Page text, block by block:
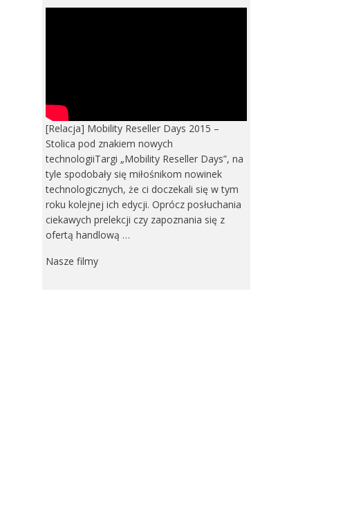
[Relacja] Mobility Reseller Days 2015 –
Stolica pod znakiem nowych
technologiiTargi „Mobility Reseller Days”, na
tyle spodobały się miłośnikom nowinek
technologicznych, że ci doczekali się w tym
roku kolejnej ich edycji. Oprócz posłuchania
ciekawych prelekcji czy zapoznania się z
ofertą handlową …
Nasze filmy